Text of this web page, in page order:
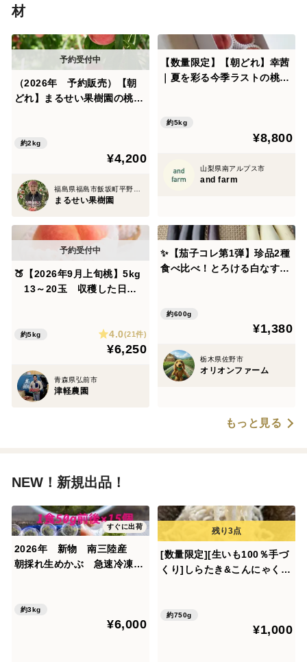
材
（2026年 予約販売）【朝
どれ】まるせい果樹園の桃
約2kg
¥4,200
まるせい果樹園
【数量限定】【朝どれ】幸茜
｜夏を彩る今季ラストの桃
約5kg
¥8,800
山梨県南アルプス市
and farm
🍑【2026年9月上旬桃】5kg
13～20玉 収穫した日に
約5kg 4.0(21件)
¥6,250
青森県弘前市
津軽農園
✨【茄子コレ第1弾】珍品2種
食べ比べ！とろける白なす×
べが楽しい！個性豊かな茄子
2種セット｜朝採れ直送｜農
れ】
約600g
¥1,380
栃木県佐野市
オリオンファーム
もっと見る
NEW！新規出品！
すぐに出荷
2026年 新物 南三陸産
朝採れ生めかぶ 急速冷凍
約3kg
¥6,000
[数量限定][生いも100％手づ
くり]しらたき&こんにゃく
約750g
¥1,000